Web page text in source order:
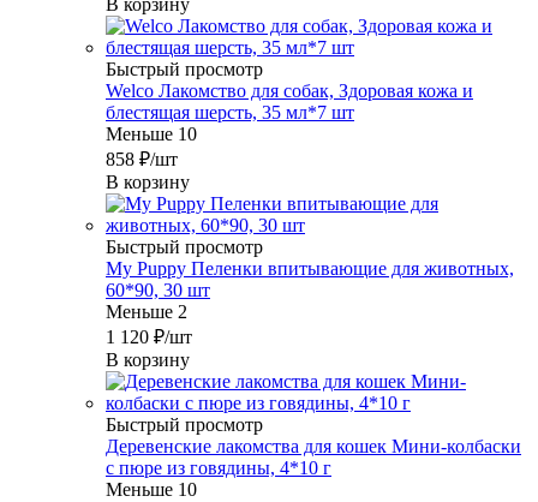
В корзину
Быстрый просмотр
Welco Лакомство для собак, Здоровая кожа и
блестящая шерсть, 35 мл*7 шт
Меньше 10
858 ₽/шт
В корзину
Быстрый просмотр
My Puppy Пеленки впитывающие для животных,
60*90, 30 шт
Меньше 2
1 120 ₽/шт
В корзину
Быстрый просмотр
Деревенские лакомства для кошек Мини-колбаски
с пюре из говядины, 4*10 г
Меньше 10